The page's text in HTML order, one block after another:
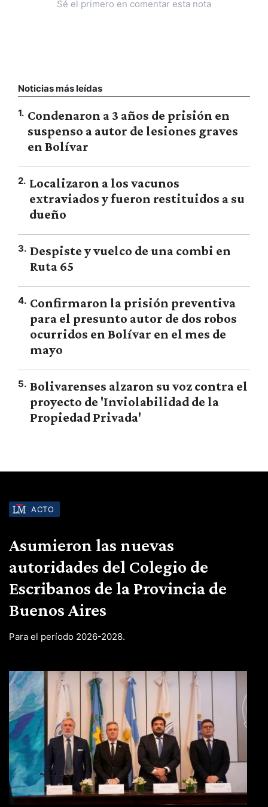
Sé el primero en comentar esta nota
Noticias más leídas
1. Condenaron a 3 años de prisión en
suspenso a autor de lesiones graves
en Bolívar
2. Localizaron a los vacunos
extraviados y fueron restituidos a su
dueño
3. Despiste y vuelco de una combi en
Ruta 65
4. Confirmaron la prisión preventiva
para el presunto autor de dos robos
ocurridos en Bolívar en el mes de
mayo
5. Bolivarenses alzaron su voz contra el
proyecto de 'Inviolabilidad de la
Propiedad Privada'
ACTO
Asumieron las nuevas
autoridades del Colegio de
Escribanos de la Provincia de
Buenos Aires
Para el período 2026-2028.